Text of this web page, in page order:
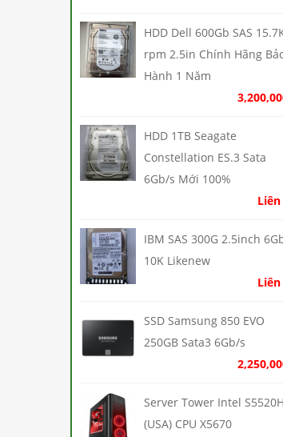
HDD Dell 600Gb SAS
rpm 2.5in Chính Hãng
Hành 1 Năm
HDD 1TB Seagate
Constellation ES.3 Sata
6Gb/s Mới 100%
IBM SAS 300G 2.5inch
10K Likenew
SSD Samsung 850 EVO
250GB Sata3 6Gb/s
Server Tower Intel
(USA) CPU X5670